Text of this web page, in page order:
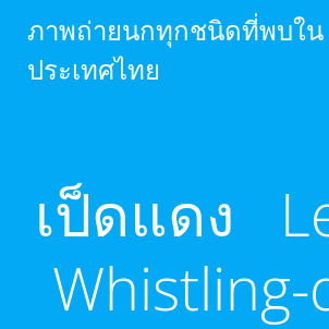
Skip
to
ภาพถ่ายนกทุกชนิดที่พบใน
ประเทศไทย
เป็ดแดง